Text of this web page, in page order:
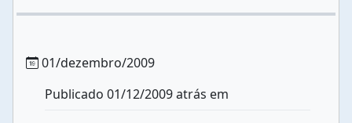
01/dezembro/2009
Publicado 01/12/2009 atrás em